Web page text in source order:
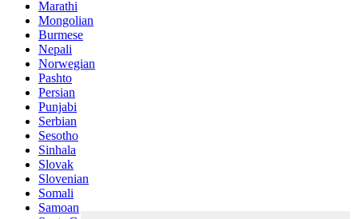
Marathi
Mongolian
Burmese
Nepali
Norwegian
Pashto
Persian
Punjabi
Serbian
Sesotho
Sinhala
Slovak
Slovenian
Somali
Samoan